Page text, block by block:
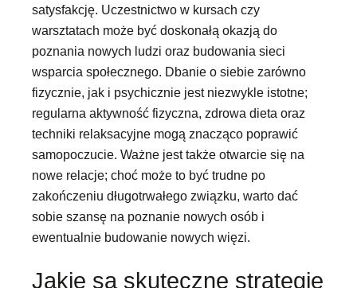
satysfakcję. Uczestnictwo w kursach czy
warsztatach może być doskonałą okazją do
poznania nowych ludzi oraz budowania sieci
wsparcia społecznego. Dbanie o siebie zarówno
fizycznie, jak i psychicznie jest niezwykle istotne;
regularna aktywność fizyczna, zdrowa dieta oraz
techniki relaksacyjne mogą znacząco poprawić
samopoczucie. Ważne jest także otwarcie się na
nowe relacje; choć może to być trudne po
zakończeniu długotrwałego związku, warto dać
sobie szansę na poznanie nowych osób i
ewentualnie budowanie nowych więzi.
Jakie są skuteczne strategie